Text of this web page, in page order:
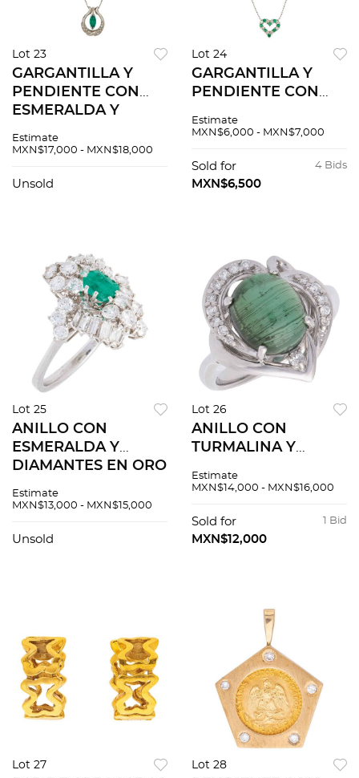
Lot 23
GARGANTILLA Y
PENDIENTE CON
ESMERALDA Y
PLATINO 850. Una
marquise ~1.20 ct y
Estimate
MXN$17,000 - MXN$18,000
Unsold
Lot 24
GARGANTILLA Y
PENDIENTE CON
DIAMANTES EN ORO
Esmeraldas corte
redondo ~0.22 ct y
Estimate
MXN$6,000 - MXN$7,000
4 Bids
Sold for
MXN$6,500
Lot 25
ANILLO CON
ESMERALDA Y
DIAMANTES EN ORO
Esmeralda corte
diamantes distintos
Estimate
MXN$13,000 - MXN$15,000
Unsold
Lot 26
ANILLO CON
TURMALINA Y
PLATINO 900. Una
cabujón ~4.13 ct y
diamantes corte
Estimate
MXN$14,000 - MXN$16,000
1 Bid
Sold for
MXN$12,000
Lot 27 Lot 28